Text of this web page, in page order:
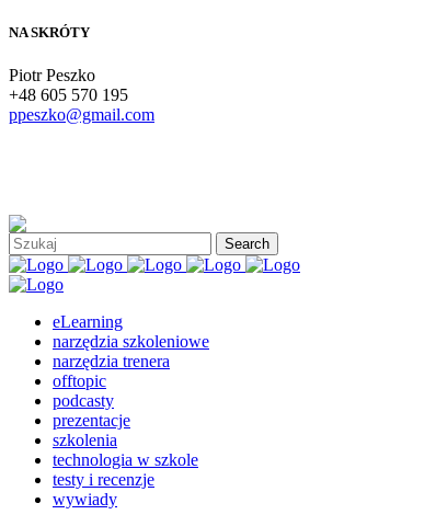
NA SKRÓTY
Piotr Peszko
+48 605 570 195
ppeszko@gmail.com
eLearning
narzędzia szkoleniowe
narzędzia trenera
offtopic
podcasty
prezentacje
szkolenia
technologia w szkole
testy i recenzje
wywiady